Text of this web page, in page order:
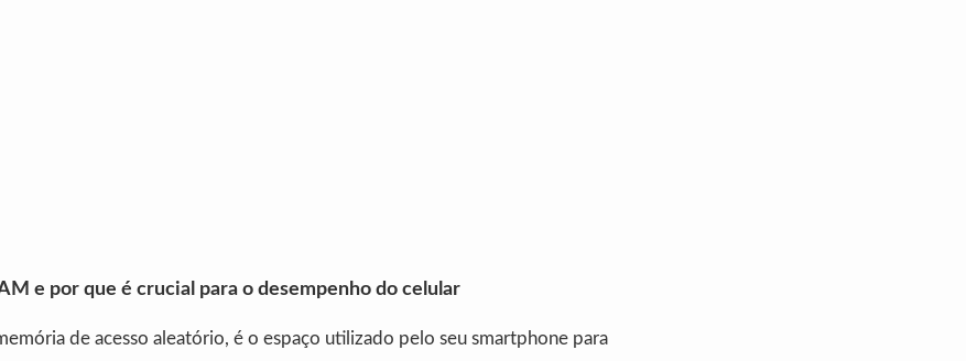
e por que é crucial para o desempenho do celular
de acesso aleatório, é o espaço utilizado pelo seu smartphone para